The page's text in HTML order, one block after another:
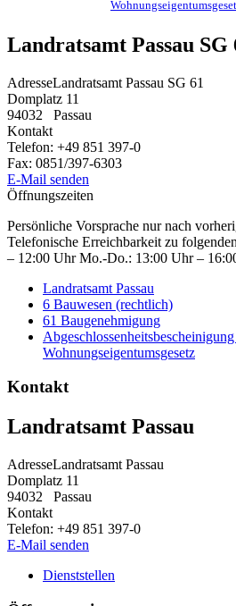
Landratsamt Passau SG
AdresseLandratsamt Passau SG 61
Domplatz 11
94032
Passau
Kontakt
Telefon: +49 851 397-0
Fax: 0851/397-6303
E-Mail senden
Öffnungszeiten
Persönliche Vorsprache nur nach
Telefonische Erreichbarkeit zu
– 12:00 Uhr Mo.-Do.: 13:00 Uhr –
Landratsamt Passau
6 Bauwesen (rechtlich)
61 Baugenehmigung
Wohnungseigentumsgesetz
Kontakt
Landratsamt Passau
AdresseLandratsamt Passau
Domplatz 11
94032
Passau
Kontakt
Telefon: +49 851 397-0
E-Mail senden
Dienststellen